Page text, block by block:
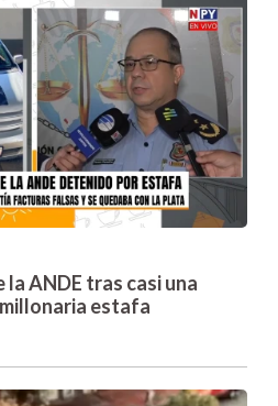
ANDE tras casi una
estafa